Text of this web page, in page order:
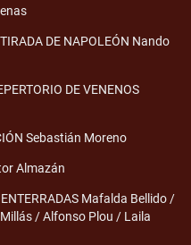
DE NAPOLEÓN Nando
DE VENENOS
Sebastián Moreno
Almazán
Mafalda Bellido /
/ Alfonso Plou / Laila